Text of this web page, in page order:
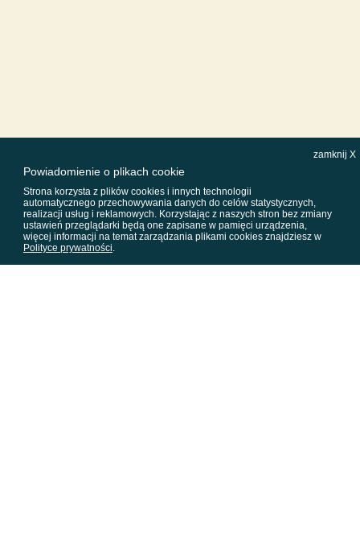
zamknij X
Powiadomienie o plikach cookie
Strona korzysta z plików cookies i innych technologii
automatycznego przechowywania danych do celów statystycznych,
realizacji usług i reklamowych. Korzystając z naszych stron bez zmiany
ustawień przeglądarki będą one zapisane w pamięci urządzenia,
więcej informacji na temat zarządzania plikami cookies znajdziesz w
Polityce prywatności.